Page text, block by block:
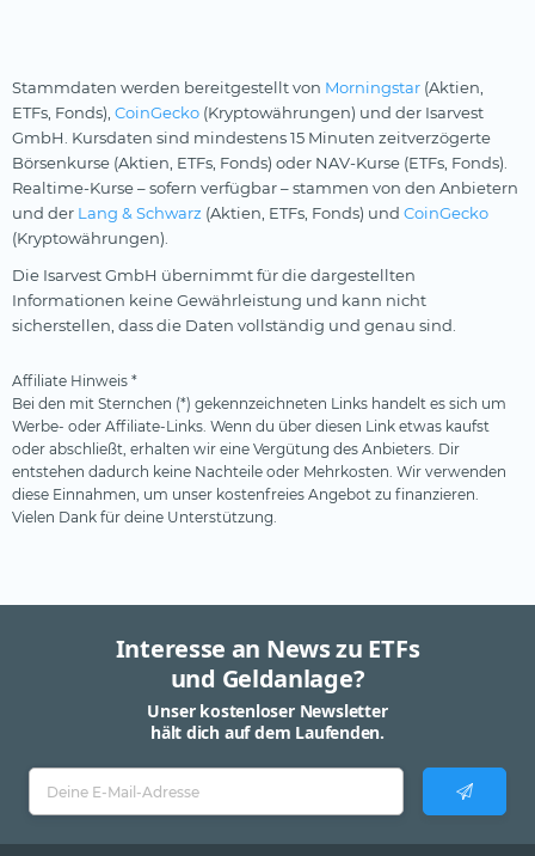
Stammdaten werden bereitgestellt von Morningstar (Aktien,
ETFs, Fonds), CoinGecko (Kryptowährungen) und der Isarvest
GmbH. Kursdaten sind mindestens 15 Minuten zeitverzögerte
Börsenkurse (Aktien, ETFs, Fonds) oder NAV-Kurse (ETFs, Fonds).
Realtime-Kurse – sofern verfügbar – stammen von den Anbietern
und der Lang & Schwarz (Aktien, ETFs, Fonds) und CoinGecko
(Kryptowährungen).
Die Isarvest GmbH übernimmt für die dargestellten
Informationen keine Gewährleistung und kann nicht
sicherstellen, dass die Daten vollständig und genau sind.
Affiliate Hinweis *
Bei den mit Sternchen (*) gekennzeichneten Links handelt es sich um
Werbe- oder Affiliate-Links. Wenn du über diesen Link etwas kaufst
oder abschließt, erhalten wir eine Vergütung des Anbieters. Dir
entstehen dadurch keine Nachteile oder Mehrkosten. Wir verwenden
diese Einnahmen, um unser kostenfreies Angebot zu finanzieren.
Vielen Dank für deine Unterstützung.
Interesse an News zu ETFs
und Geldanlage?
Unser kostenloser Newsletter
hält dich auf dem Laufenden.